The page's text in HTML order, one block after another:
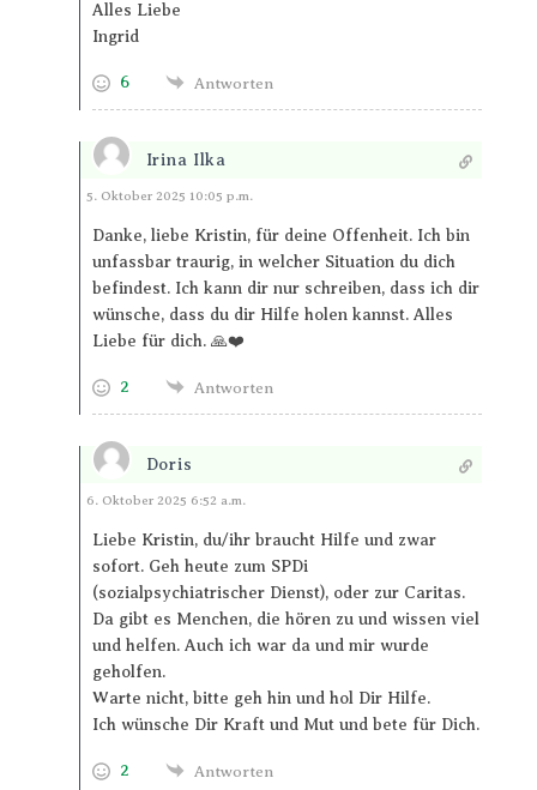
Alles Liebe
Ingrid
6 Antworten
Irina Ilka
Antworten
5. Oktober 2025 10:05 p.m.
Danke, liebe Kristin, für deine Offenheit. Ich bin
unfassbar traurig, in welcher Situation du dich
befindest. Ich kann dir nur schreiben, dass ich dir
wünsche, dass du dir Hilfe holen kannst. Alles
Liebe für dich. 🙏❤️
2 Antworten
Doris
Antworten
6. Oktober 2025 6:52 a.m.
Liebe Kristin, du/ihr braucht Hilfe und zwar
sofort. Geh heute zum SPDi
(sozialpsychiatrischer Dienst), oder zur Caritas.
Da gibt es Menchen, die hören zu und wissen viel
und helfen. Auch ich war da und mir wurde
geholfen.
Warte nicht, bitte geh hin und hol Dir Hilfe.
Ich wünsche Dir Kraft und Mut und bete für Dich.
2 Antworten